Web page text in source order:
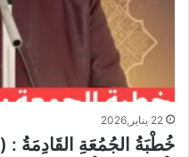
22 يناير,2026
خُطْبَةُ الجُمُعَةِ القَادِمَةُ